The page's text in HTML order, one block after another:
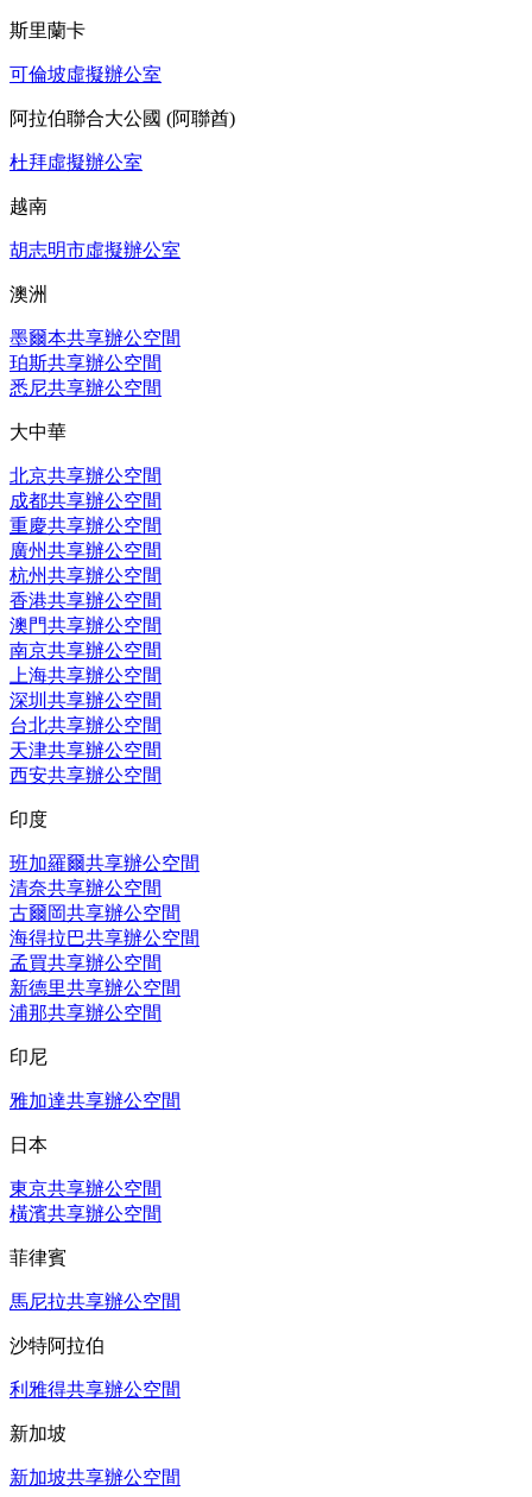
斯里蘭卡
可倫坡虛擬辦公室
阿拉伯聯合大公國 (阿聯酋)
杜拜虛擬辦公室
越南
胡志明市虛擬辦公室
澳洲
墨爾本共享辦公空間
珀斯共享辦公空間
悉尼共享辦公空間
大中華
北京共享辦公空間
成都共享辦公空間
重慶共享辦公空間
廣州共享辦公空間
杭州共享辦公空間
香港共享辦公空間
澳門共享辦公空間
南京共享辦公空間
上海共享辦公空間
深圳共享辦公空間
台北共享辦公空間
天津共享辦公空間
西安共享辦公空間
印度
班加羅爾共享辦公空間
清奈共享辦公空間
古爾岡共享辦公空間
海得拉巴共享辦公空間
孟買共享辦公空間
新德里共享辦公空間
浦那共享辦公空間
印尼
雅加達共享辦公空間
日本
東京共享辦公空間
橫濱共享辦公空間
菲律賓
馬尼拉共享辦公空間
沙特阿拉伯
利雅得共享辦公空間
新加坡
新加坡共享辦公空間